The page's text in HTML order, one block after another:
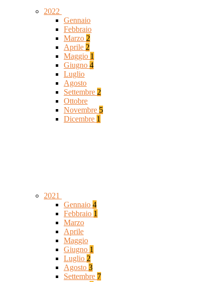
2022
Gennaio
Febbraio
Marzo 2
Aprile 2
Maggio 1
Giugno 4
Luglio
Agosto
Settembre 2
Ottobre
Novembre 5
Dicembre 1
2021
Gennaio 4
Febbraio 1
Marzo
Aprile
Maggio
Giugno 1
Luglio 2
Agosto 3
Settembre 7